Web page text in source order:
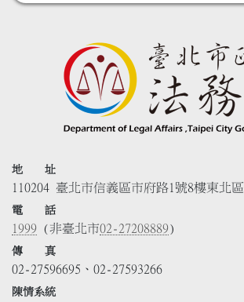
地 址
110204 臺北市信義區市府路1號8樓東北區
電 話
1999 (非臺北市02-27208889)
傳 真
02-27596695、02-27593266
陳情系統